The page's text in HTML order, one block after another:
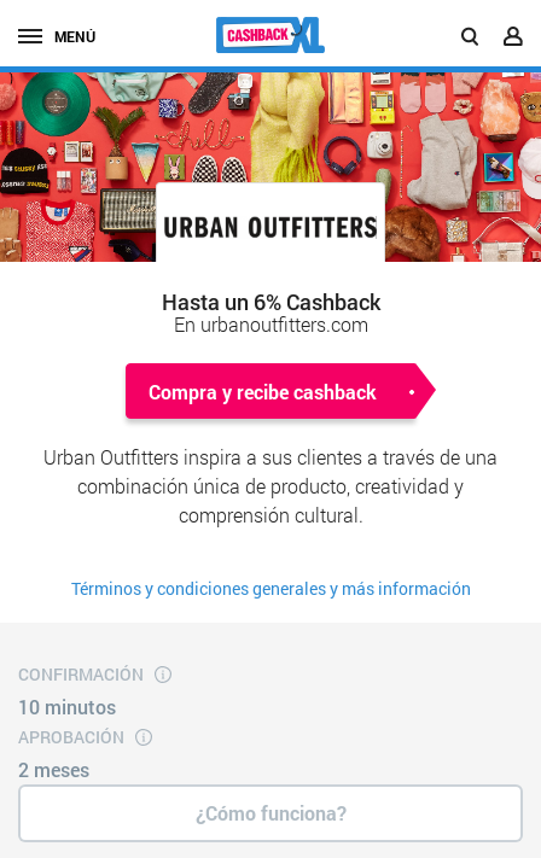
MENÚ
Hasta un 6% Cashback
En urbanoutfitters.com
Compra y recibe cashback
Urban Outfitters inspira a sus clientes a través de una
combinación única de producto, creatividad y
comprensión cultural.
Términos y condiciones generales y más información
CONFIRMACIÓN
10 minutos
APROBACIÓN
2 meses
¿Cómo funciona?